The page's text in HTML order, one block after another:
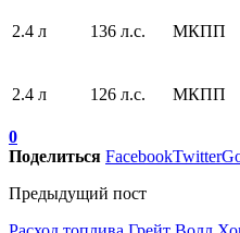
2.4 л 136 л.с. МКПП
2.4 л 126 л.с. МКПП
0
Поделиться FacebookTwitter
Предыдущий пост